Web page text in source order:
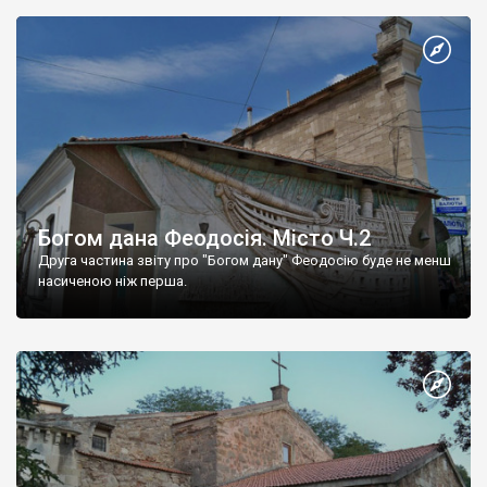
Богом дана Феодосія. Місто Ч.2
Друга частина звіту про "Богом дану" Феодосію буде не менш
насиченою ніж перша.